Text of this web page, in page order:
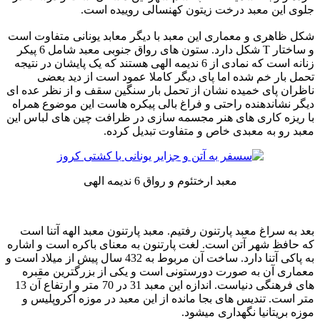
جلوی این معبد درخت زیتون کهنسالی روییده است.
شکل ظاهری و معماری این معبد با دیگر معابد یونانی متفاوت است
و ساختار T شکل دارد. ستون های رواق جنوبی معبد شامل 6 پیکر
زنانه است که نمادی از 6 ندیمه الهی هستند که یک پایشان در نتیجه
تحمل بار خم شده اما پای دیگر کاملا عمود است از دید بعضی
ناظران پای خمیده نشان از تحمل بار سنگین سقف و از نظر عده ای
دیگر نشاندهنده راحتی و فراغ بالی پیکره هاست این موضوع همراه
با ریزه کاری های هنر مجسمه سازی در ظرافت چین های لباس این
معبد رو به معبدی خاص و متفاوت تبدیل کرده.
معبد ارختئوم و رواق 6 ندیمه الهی
بعد به سراغ معبد پارتنون رفتیم. معبد پارتنون معبد الهه آتنا است
که حافظ شهر آتن است. لغت پارتنون به معنای باکره است و اشاره
به پاکی آتنا دارد. ساخت آن مربوط به 432 سال پیش از میلاد است و
معماری آن به صورت دورستونی است و یکی از بزرگترین مقبره
های فرهنگی دنیاست. اندازه این معبد 31 در 70 متر و ارتفاع آن 13
متر است. تندیس های بجا مانده از این معبد در موزه آکروپلیس و
موزه بریتانیا نگهداری میشود.